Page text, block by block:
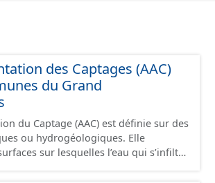
des Captages (AAC)
du Grand
du Captage (AAC) est définie sur des
ou hydrogéologiques. Elle
sur lesquelles l’eau qui s’infiltre